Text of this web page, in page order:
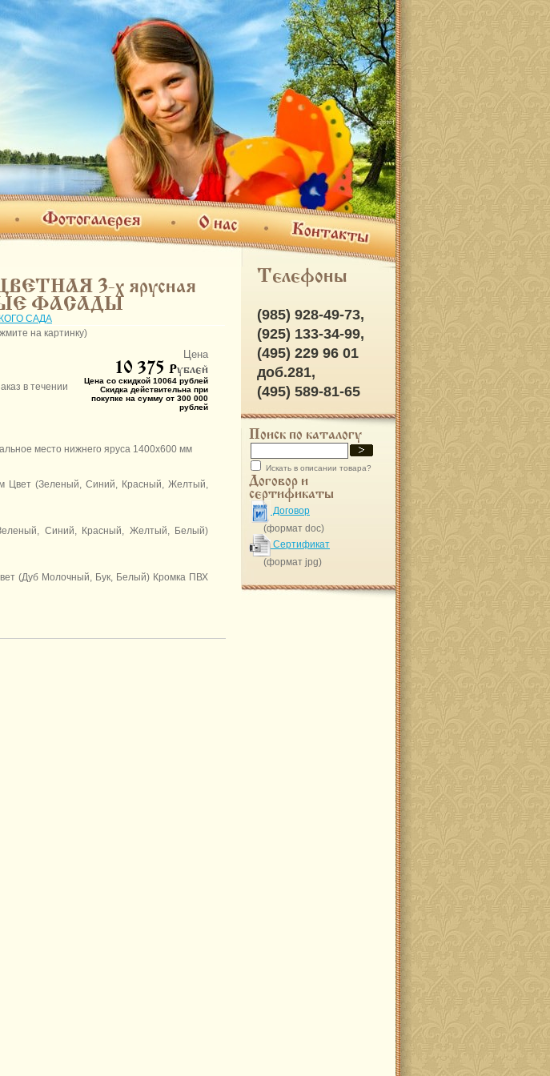
Контакты
ЦВЕТНАЯ 3-х ярусная
ФАСАДЫ
САДА
на картинку)
в течении
Цена
10 375 Pублей
Цена со скидкой 10064 рублей
Скидка действительна при
покупке на сумму от 300 000
рублей
место нижнего яруса 1400х600 мм
(Зеленый, Синий, Красный, Желтый,
Синий, Красный, Желтый, Белый)
(Дуб Молочный, Бук, Белый) Кромка ПВХ
Телефоны
(985) 928-49-73,
(925) 133-34-99,
(495) 229 96 01
доб.281,
(495) 589-81-65
Поиск по каталогу
Искать в описании товара?
Договор и
сертификаты
Договор
(формат doc)
Сертификат
(формат jpg)